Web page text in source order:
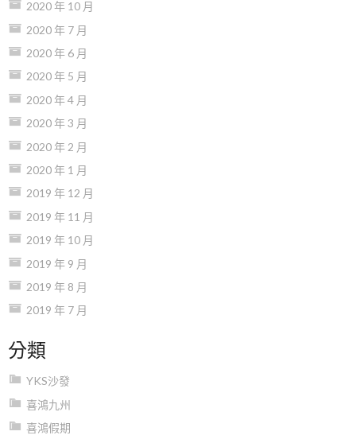
2020 年 10 月
2020 年 7 月
2020 年 6 月
2020 年 5 月
2020 年 4 月
2020 年 3 月
2020 年 2 月
2020 年 1 月
2019 年 12 月
2019 年 11 月
2019 年 10 月
2019 年 9 月
2019 年 8 月
2019 年 7 月
分類
YKS沙發
喜鴻九州
喜鴻假期